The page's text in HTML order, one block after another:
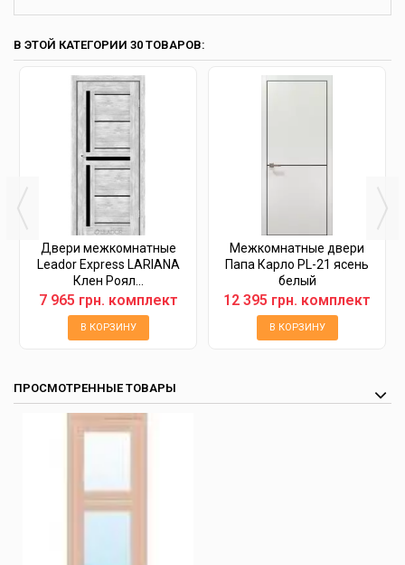
В ЭТОЙ КАТЕГОРИИ 30 ТОВАРОВ:
Двери межкомнатные
Leador Express LARIANA
Клен Роял...
7 965 грн. комплект
В КОРЗИНУ
Межкомнатные двери
Папа Карло PL-21 ясень
белый
12 395 грн. комплект
В КОРЗИНУ
ПРОСМОТРЕННЫЕ ТОВАРЫ